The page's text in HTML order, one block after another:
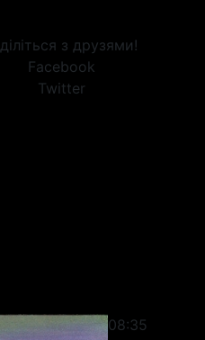
з друзями!
Facebook
Twitter
08:35